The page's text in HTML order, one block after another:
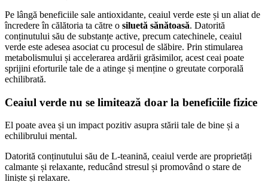
Pe lângă beneficiile sale antioxidante, ceaiul verde este și un aliat de
încredere în călătoria ta către o siluetă sănătoasă. Datorită
conținutului său de substanțe active, precum catechinele, ceaiul
verde este adesea asociat cu procesul de slăbire. Prin stimularea
metabolismului și accelerarea ardării grăsimilor, acest ceai poate
sprijini eforturile tale de a atinge și menține o greutate corporală
echilibrată.
Ceaiul verde nu se limitează doar la beneficiile fizice
El poate avea și un impact pozitiv asupra stării tale de bine și a
echilibrului mental.
Datorită conținutului său de L-teanină, ceaiul verde are proprietăți
calmante și relaxante, reducând stresul și promovând o stare de
liniște și relaxare.